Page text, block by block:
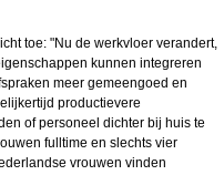
toe: "Nu de werkvloer verandert,
kunnen integreren
meer gemeengoed en
productievere
of personeel dichter bij huis te
fulltime en slechts vier
vrouwen vinden